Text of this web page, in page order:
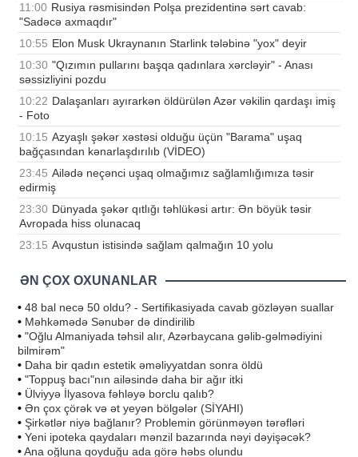
11:00 Rusiya rəsmisindən Polşa prezidentinə sərt cavab:
"Sadəcə axmaqdır"
10:55 Elon Musk Ukraynanın Starlink tələbinə "yox" deyir
10:30 "Qızımın pullarını başqa qadınlara xərcləyir" - Anası
səssizliyini pozdu
10:22 Dalaşanları ayırarkən öldürülən Azər vəkilin qardaşı imiş
- Foto
10:15 Azyaşlı şəkər xəstəsi olduğu üçün "Barama" uşaq
bağçasından kənarlaşdırılıb (VİDEO)
23:45 Ailədə neçənci uşaq olmağımız sağlamlığımıza təsir
edirmiş
23:30 Dünyada şəkər qıtlığı təhlükəsi artır: Ən böyük təsir
Avropada hiss olunacaq
23:15 Avqustun istisində sağlam qalmağın 10 yolu
ƏN ÇOX OXUNANLAR
• 48 bal necə 50 oldu? - Sertifikasiyada cavab gözləyən suallar
• Məhkəmədə Sənubər də dindirilib
• "Oğlu Almaniyada təhsil alır, Azərbaycana gəlib-gəlmədiyini
bilmirəm"
• Daha bir qadın estetik əməliyyatdan sonra öldü
• "Toppuş bacı"nın ailəsində daha bir ağır itki
• Ülviyyə İlyasova fəhləyə borclu qalıb?
• Ən çox çörək və ət yeyən bölgələr (SİYAHI)
• Şirkətlər niyə bağlanır? Problemin görünməyən tərəfləri
• Yeni ipoteka qaydaları mənzil bazarında nəyi dəyişəcək?
•Ana oğluna qoyduğu ada görə həbs olundu